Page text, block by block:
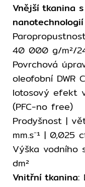
Vnější tkanina
nanotechnologií
40 000 g/m²/
Povrchová
oleofobní DWR
lotosový efekt
(PFC-no free)
Prodyšnost |
mm.s⁻¹ | 0,025
Výška vodního
dm²
Vnitřní tkanina: